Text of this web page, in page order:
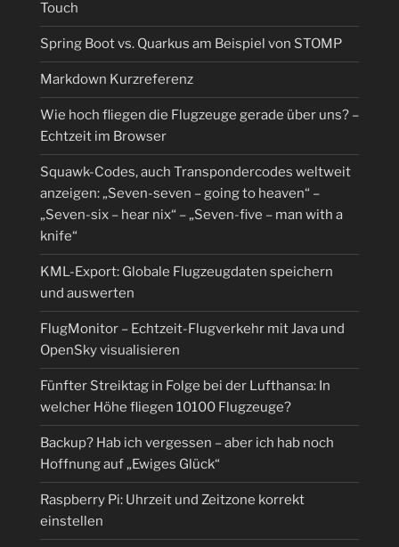
Touch
Spring Boot vs. Quarkus am Beispiel von STOMP
Markdown Kurzreferenz
Wie hoch fliegen die Flugzeuge gerade über uns? –
Echtzeit im Browser
Squawk-Codes, auch Transpondercodes weltweit
anzeigen: „Seven-seven – going to heaven“ –
„Seven-six – hear nix“ – „Seven-five – man with a
knife“
KML-Export: Globale Flugzeugdaten speichern
und auswerten
FlugMonitor – Echtzeit-Flugverkehr mit Java und
OpenSky visualisieren
Fünfter Streiktag in Folge bei der Lufthansa: In
welcher Höhe fliegen 10100 Flugzeuge?
Backup? Hab ich vergessen – aber ich hab noch
Hoffnung auf „Ewiges Glück“
Raspberry Pi: Uhrzeit und Zeitzone korrekt
einstellen